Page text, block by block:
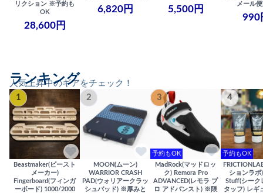
リクション ※予約も
OK
28,600円
6,820円 5,500円
メール
990
人気上昇中のギアをチェック！
ランキング
1
Beastmaker(ビースト
メーカー)
Fingerboard(フィンガ
ーボード) 1000/2000
2
MOON(ムーン)
WARRIOR CRASH
PAD(ウォリアークラッ
シュパッド) ※厚みと
3
予約もOK
MadRock(マッドロッ
ク) Remora Pro
ADVANCED(レモラ プ
ロ アドバンスト) ※限
4
予約もOK
ションラボ
Stuff(シーク
タッフ) レギ